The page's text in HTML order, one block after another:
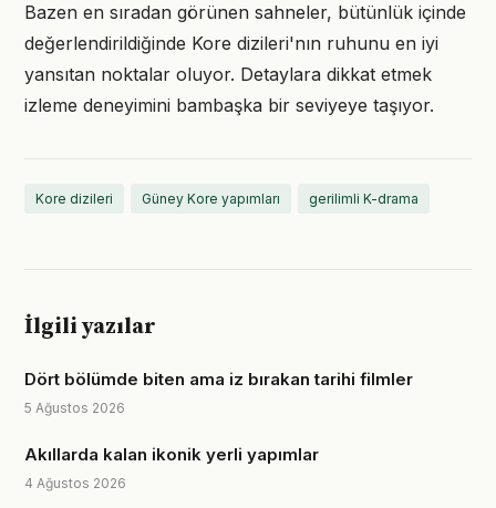
Bazen en sıradan görünen sahneler, bütünlük içinde
değerlendirildiğinde Kore dizileri'nın ruhunu en iyi
yansıtan noktalar oluyor. Detaylara dikkat etmek
izleme deneyimini bambaşka bir seviyeye taşıyor.
Kore dizileri Güney Kore yapımları gerilimli K-drama
İlgili yazılar
Dört bölümde biten ama iz bırakan tarihi filmler
5 Ağustos 2026
Akıllarda kalan ikonik yerli yapımlar
4 Ağustos 2026